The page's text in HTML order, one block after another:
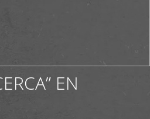
EN